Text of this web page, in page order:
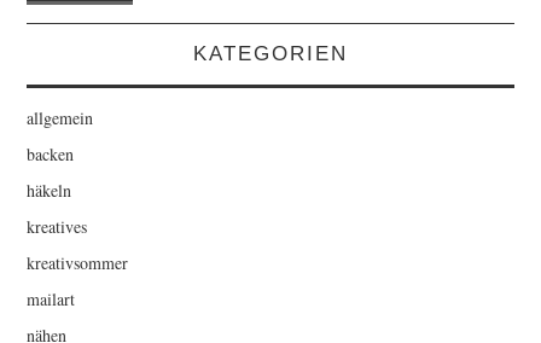
KATEGORIEN
allgemein
backen
häkeln
kreatives
kreativsommer
mailart
nähen